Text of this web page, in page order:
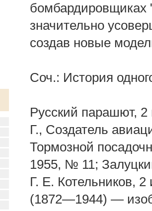
бомбардировщиках
значительно
создав новые
Соч.: История
Русский парашют,
Г., Создатель
Тормозной
1955, № 11;
Г. Е. Котельников,
(1872—1944) —